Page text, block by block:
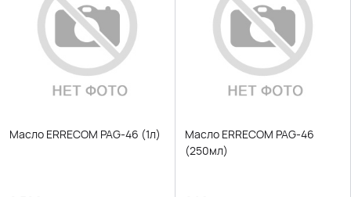
Масло ERRECOM PAG-46 (1л)
Масло ERRECOM PAG-46
(250мл)